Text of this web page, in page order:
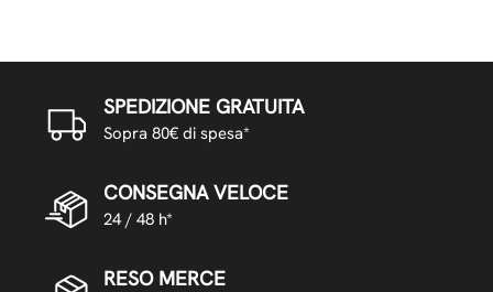
SPEDIZIONE GRATUITA
Sopra 80€ di spesa*
CONSEGNA VELOCE
24 / 48 h*
RESO MERCE